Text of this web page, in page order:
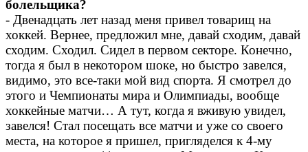
болельщика?
- Двенадцать лет назад меня привел товарищ на
хоккей. Вернее, предложил мне, давай сходим, давай
сходим. Сходил. Сидел в первом секторе. Конечно,
тогда я был в некотором шоке, но быстро завелся,
видимо, это все-таки мой вид спорта. Я смотрел до
этого и Чемпионаты мира и Олимпиады, вообще
хоккейные матчи… А тут, когда я вживую увидел,
завелся! Стал посещать все матчи и уже со своего
места, на которое я пришел, пригляделся к 4-му